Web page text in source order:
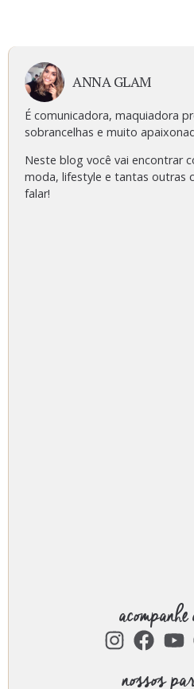
ANNA GLAM
É comunicadora, maquiadora
sobrancelhas e muito
Neste blog você vai encontrar
moda, lifestyle e tantas outras
falar!
nossos